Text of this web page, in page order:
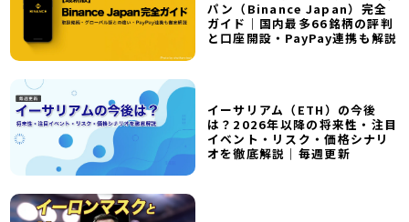
パン（Binance Japan）完全
ガイド｜国内最多66銘柄の評判
と口座開設・PayPay連携も解説
イーサリアム（ETH）の今後
は？2026年以降の将来性・注目
イベント・リスク・価格シナリ
オを徹底解説｜毎週更新